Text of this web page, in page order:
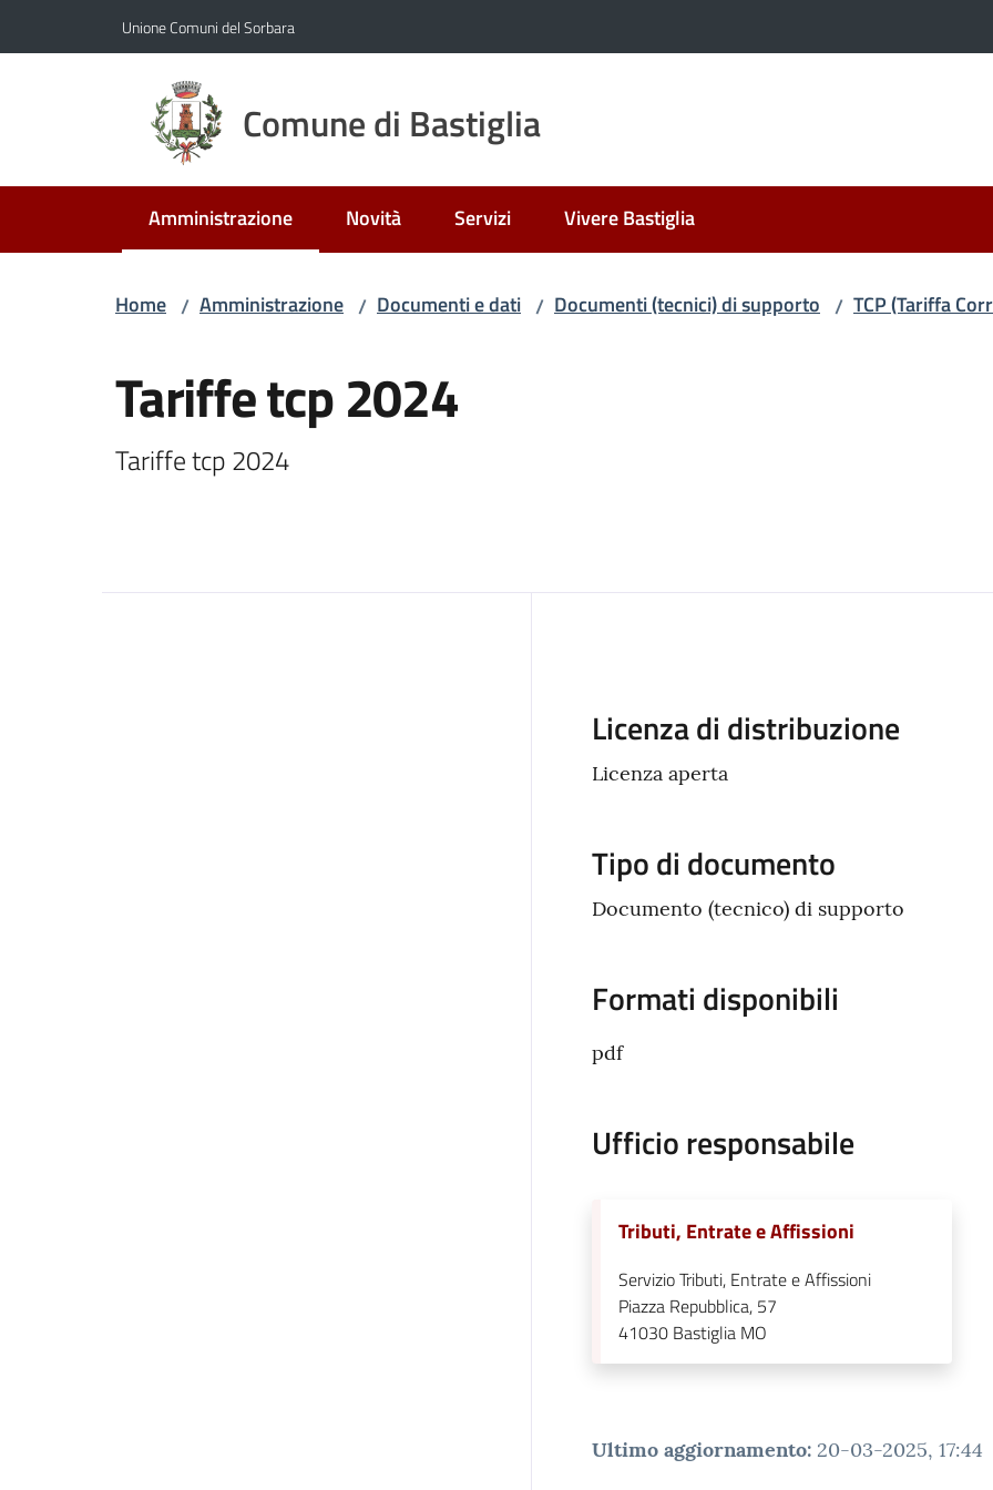
Unione Comuni del Sorbara
Comune di Bastiglia
Amministrazione
Menu selezionato Novità Servizi Vivere Bastiglia
Home / Amministrazione / Documenti e dati / Documenti (tecnici) di supporto / TCP (Tariffa
Tariffe tcp 2024
Tariffe tcp 2024
Descrizione
Licenza di distribuzione
Licenza aperta
Tipo di documento
Documento (tecnico) di supporto
Formati disponibili
pdf
Ufficio responsabile
Tributi, Entrate e Affissioni
Servizio Tributi, Entrate e Affissioni
Piazza Repubblica, 57
41030 Bastiglia MO
Ultimo aggiornamento: 20-03-2025, 17:44